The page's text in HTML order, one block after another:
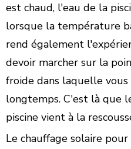
est chaud, l'eau de la
lorsque la température
rend également
devoir marcher sur la
froide dans laquelle
longtemps. C'est là que
piscine vient à la
Le chauffage solaire